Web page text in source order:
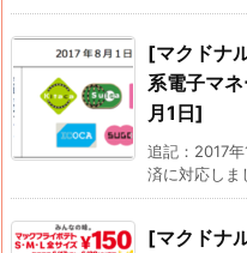
[マクドナ
系電子マ
月1日]
追記：2017
済に対応しま
[マクドナ